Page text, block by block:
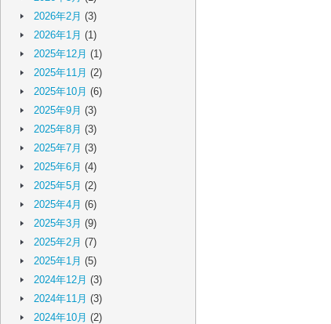
2026年2月 (3)
2026年1月 (1)
2025年12月 (1)
2025年11月 (2)
2025年10月 (6)
2025年9月 (3)
2025年8月 (3)
2025年7月 (3)
2025年6月 (4)
2025年5月 (2)
2025年4月 (6)
2025年3月 (9)
2025年2月 (7)
2025年1月 (5)
2024年12月 (3)
2024年11月 (3)
2024年10月 (2)